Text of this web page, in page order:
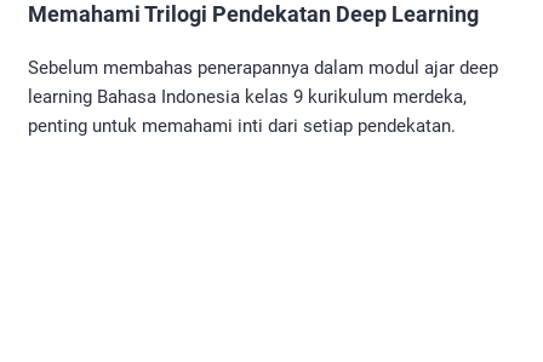
Memahami Trilogi Pendekatan Deep Learning
Sebelum membahas penerapannya dalam modul ajar deep
learning Bahasa Indonesia kelas 9 kurikulum merdeka,
penting untuk memahami inti dari setiap pendekatan.